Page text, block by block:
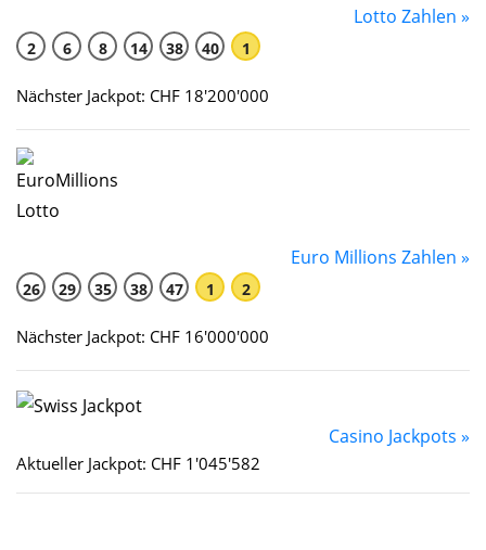
Lotto Zahlen »
2 6 8 14 38 40 1
Nächster Jackpot: CHF 18'200'000
Euro Millions Zahlen »
26 29 35 38 47 1 2
Nächster Jackpot: CHF 16'000'000
Casino Jackpots »
Aktueller Jackpot: CHF 1'045'582